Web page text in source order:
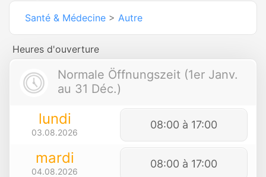
Santé & Médecine > Autre
Heures d'ouverture
Normale Öffnungszeit (1er Janv.
au 31 Déc.)
lundi
03.08.2026
08:00 à 17:00
mardi
04.08.2026
08:00 à 17:00